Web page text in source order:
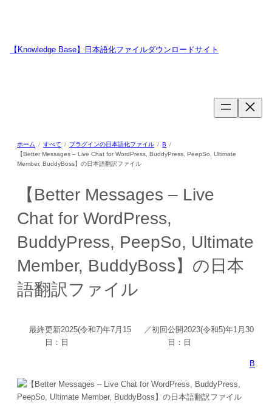
【Knowledge Base】日本語化ファイルダウンロードサイト
ホーム すべて プラグインの日本語化ファイル
B
【Better Messages – Live Chat for WordPress, BuddyPress, PeepSo, Ultimate
Member, BuddyBoss】の日本語翻訳ファイル
【Better Messages – Live
Chat for WordPress,
BuddyPress, PeepSo, Ultimate
Member, BuddyBoss】の日本
語翻訳ファイル
最終更新
日：
2025(令和7)年7月15
日
／初回公開
日：
2023(令和5)年1月30
日
B